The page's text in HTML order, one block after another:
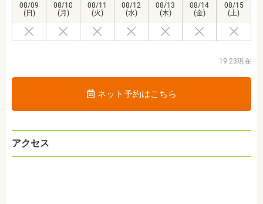
08/09
(日)
08/10
(月)
08/11
(火)
08/12
(水)
08/13
(木)
08/14
(金)
08/15
(土)
19:23現在
ネット予約はこちら
アクセス